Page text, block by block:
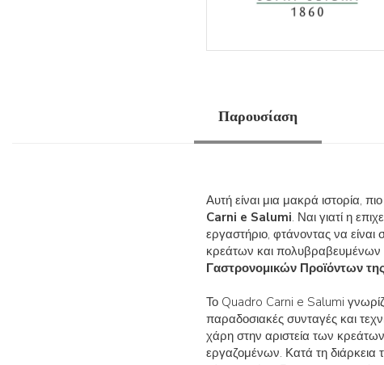
Παρουσίαση
Αυτή είναι μια μακρά ιστορία,
Carni e Salumi. Ναι γιατί η
εργαστήριο, φτάνοντας να
κρεάτων και πολυβραβευμένων
Γαστρονομικών Προϊόντων
Το Quadro Carni e Salumi
παραδοσιακές συνταγές και
χάρη στην αριστεία των
εργαζομένων. Κατά τη διάρκεια